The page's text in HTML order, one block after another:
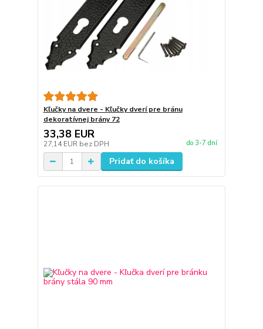
Kľučky na dvere - Kľučky dverí pre bránu
dekoratívnej brány 72
33,38 EUR
27,14 EUR bez DPH do 3-7 dní
Pridať do košíka